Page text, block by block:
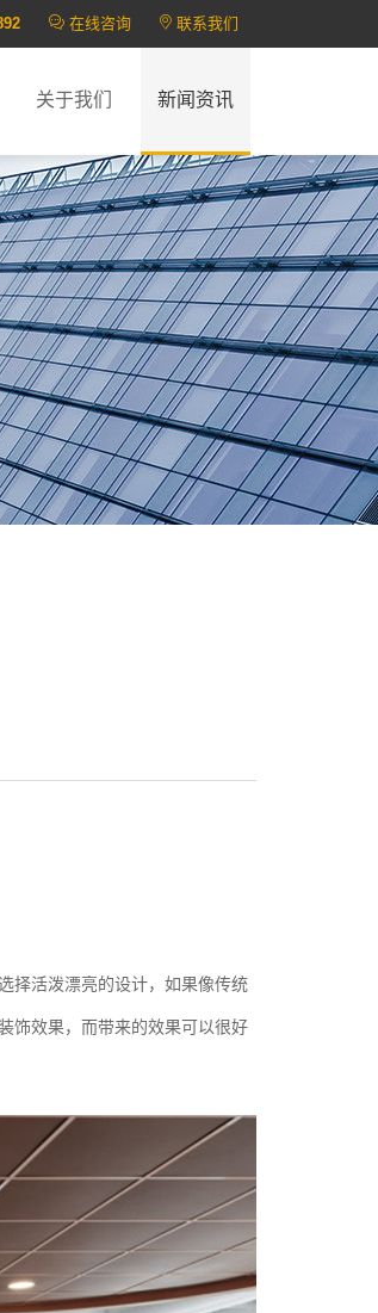
在线咨询 联系我们
关于我们 新闻资讯
择活泼漂亮的设计，如果像传统
饰效果，而带来的效果可以很好